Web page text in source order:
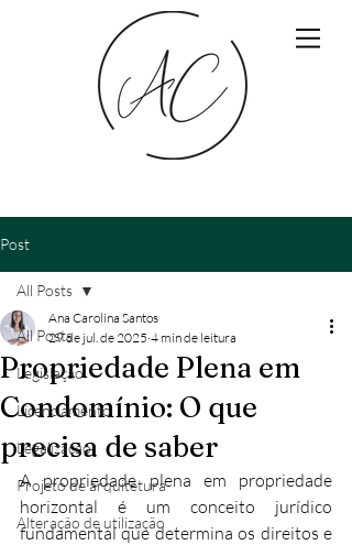
Post
All Posts
Legislação
Licenciamento
Legalização
Projeto de arquitetura
Alteração de utilização
All Posts
Propriedade Plena em
Condomínio: O que
precisa de saber
Ana Carolina Santos
29 de jul. de 2025 4 min de leitura
A propriedade plena em propriedade
horizontal é um conceito jurídico
fundamental que determina os direitos e